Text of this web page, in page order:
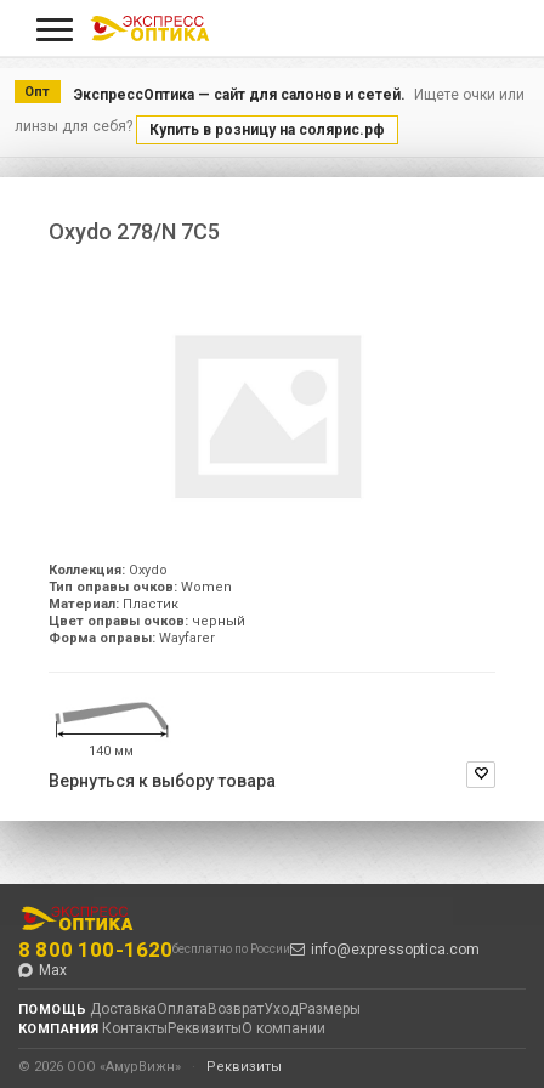
Опт ЭкспрессОптика — сайт для салонов и сетей.
Ищете очки или
линзы для себя?
Купить в розницу на солярис.рф
Oxydo 278/N 7C5
Коллекция: Oxydo
Тип оправы очков: Women
Материал: Пластик
Цвет оправы очков: черный
Форма оправы: Wayfarer
140 мм
Вернуться к выбору товара
8 800 100-1620бесплатно по России
info@expressoptica.com
Max
ПОМОЩЬ ДоставкаОплата ВозвратУходРазмеры
КОМПАНИЯ Контакты РеквизитыО компании
© 2026 ООО «АмурВижн» · Реквизиты